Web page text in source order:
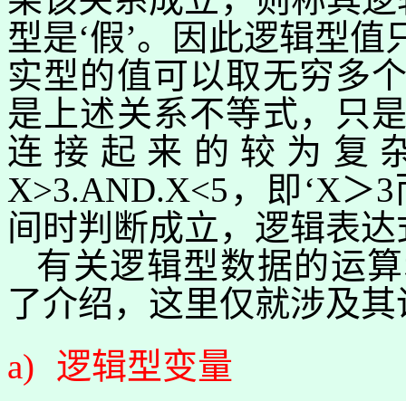
型是‘假’。因此逻辑型值
实型的值可以取无穷多
是上述关系不等式，只
连接起来的较为复
X>3.AND.X<5 ，即‘X＞3
间时判断成立，逻辑表
有关逻辑型数据的运
了介绍，这里仅就涉及
a)
逻辑型变量